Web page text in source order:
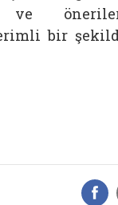
ve
bir